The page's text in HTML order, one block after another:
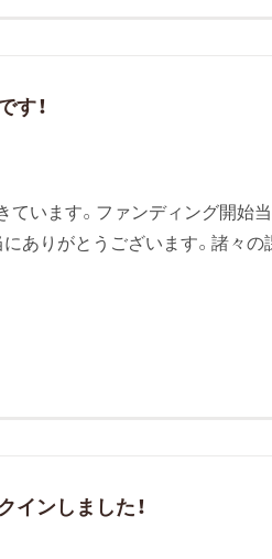
！
います。ファンディング開始
ありがとうございます。諸々
ンしました！